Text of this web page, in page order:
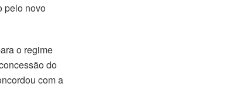
pelo novo
o regime
do
com a